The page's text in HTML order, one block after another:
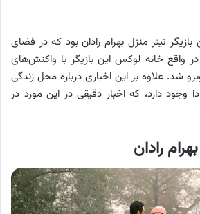
بازیگر تیتر منزل بهرام رادان بود که در فضای
واقع خانه لوکس این بازیگر با واکنش‌های
شد. علاوه بر این اخباری درباره محل زندگی
وجود دارد، که اخبار دقیقی در این مورد در
رادان